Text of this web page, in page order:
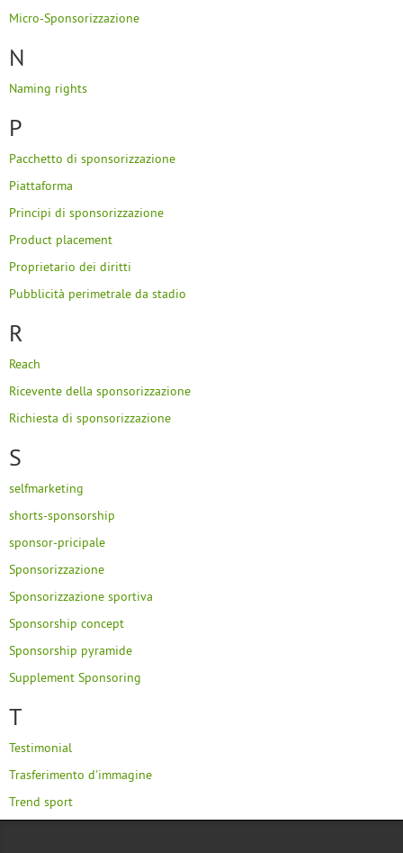
Micro-Sponsorizzazione
N
Naming rights
P
Pacchetto di sponsorizzazione
Piattaforma
Principi di sponsorizzazione
Product placement
Proprietario dei diritti
Pubblicità perimetrale da stadio
R
Reach
Ricevente della sponsorizzazione
Richiesta di sponsorizzazione
S
selfmarketing
shorts-sponsorship
sponsor-pricipale
Sponsorizzazione
Sponsorizzazione sportiva
Sponsorship concept
Sponsorship pyramide
Supplement Sponsoring
T
Testimonial
Trasferimento d'immagine
Trend sport